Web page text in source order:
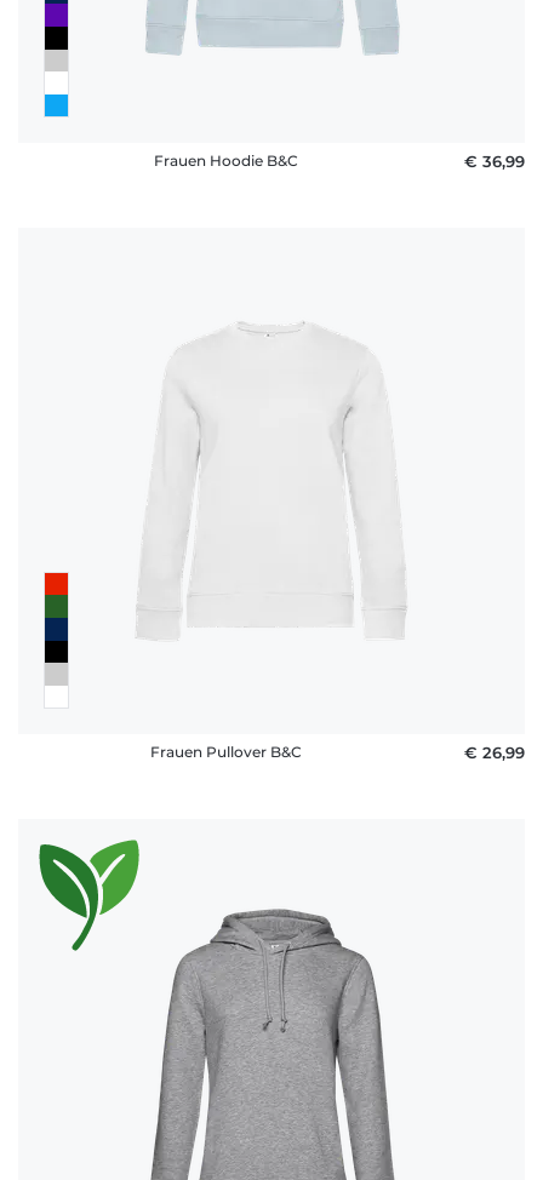
Frauen Hoodie B&C € 36,99
Frauen Pullover B&C € 26,99